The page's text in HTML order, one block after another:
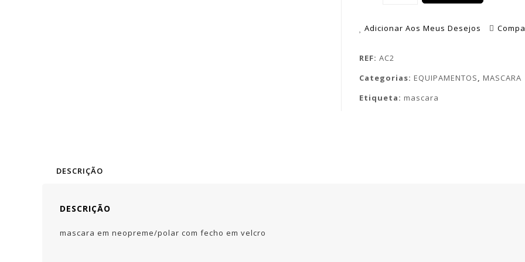
Adicionar Aos Meus Desejos
REF: AC2
Categorias: EQUIPAMENTOS, MASCARA
Etiqueta: mascara
DESCRIÇÃO
DESCRIÇÃO
mascara em neopreme/polar com fecho em velcro